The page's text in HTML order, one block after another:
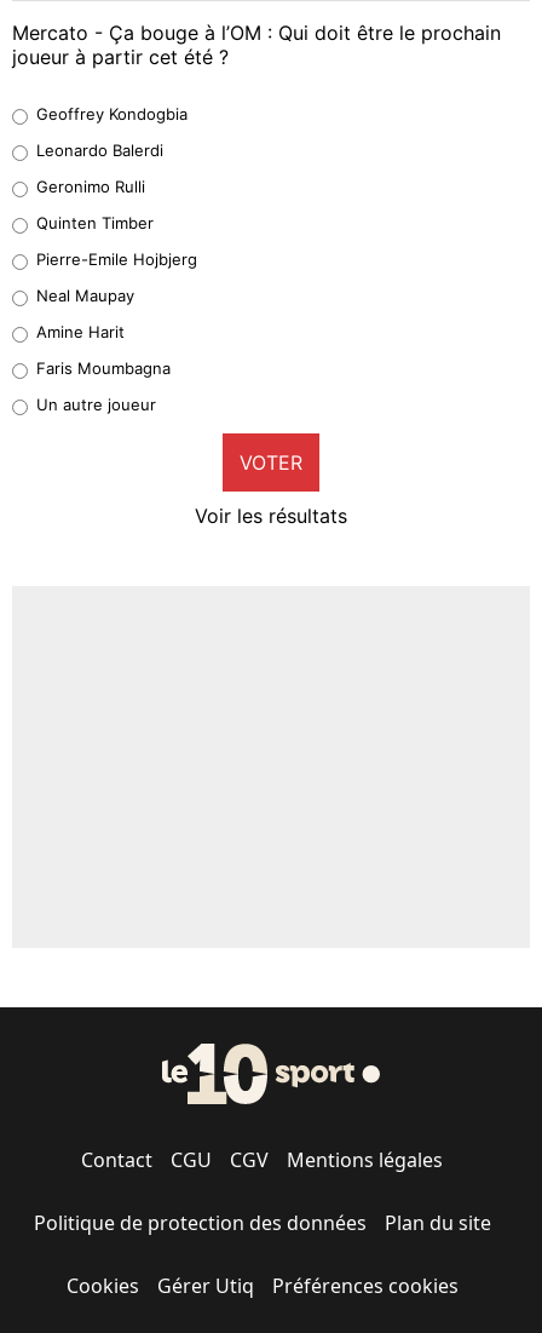
Mercato - Ça bouge à l’OM : Qui doit être le prochain
joueur à partir cet été ?
38%
32%
5%
1%
9%
Geoffrey Kondogbia
Leonardo Balerdi
Geronimo Rulli
Quinten Timber
Pierre-Emile Hojbjerg
Neal Maupay
Amine Harit
Faris Moumbagna
Un autre joueur
VOTER
Voir les résultats
Contact CGU CGV Mentions légales
Politique de protection des données Plan du site
Cookies Gérer Utiq Préférences cookies